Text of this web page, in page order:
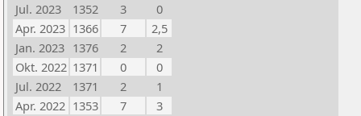
Jul. 2023
1352 3
0
Apr. 2023 1366 7
2,5
Jan. 2023 1376 2
2
Okt. 2022 1371 0
0
Jul. 2022
1371 2
1
Apr. 2022 1353 7
3